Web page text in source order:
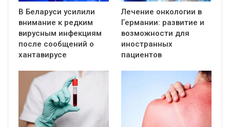
В Беларуси усилили
внимание к редким
вирусным инфекциям
после сообщений о
хантавирусе
Лечение онкологии в
Германии: развитие и
возможности для
иностранных
пациентов